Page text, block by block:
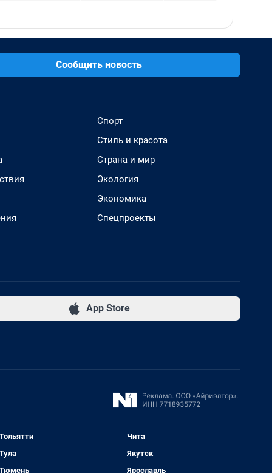
Сообщить новость
Спорт
Стиль и красота
Страна и мир
Экология
Экономика
Спецпроекты
App Store
Чита
Якутск
Ярославль